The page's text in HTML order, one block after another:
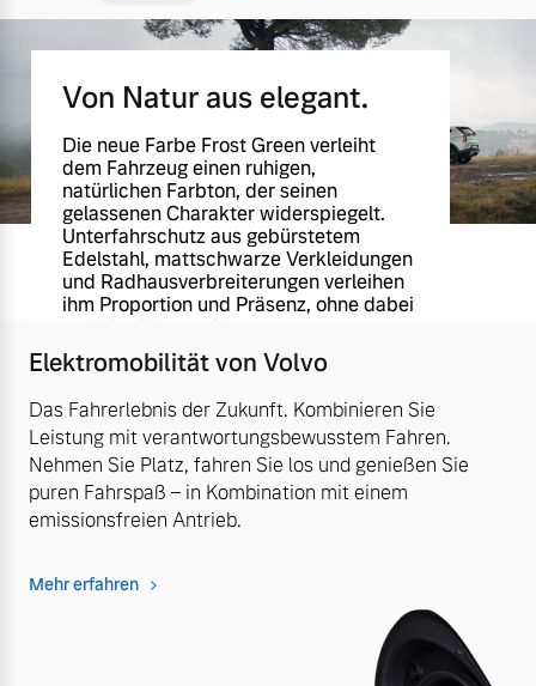
Von Natur aus elegant.
Die neue Farbe Frost Green verleiht
dem Fahrzeug einen ruhigen,
natürlichen Farbton, der seinen
gelassenen Charakter widerspiegelt.
Unterfahrschutz aus gebürstetem
Edelstahl, mattschwarze Verkleidungen
und Radhausverbreiterungen verleihen
ihm Proportion und Präsenz, ohne dabei
aufdringlich zu wirken.
Elektromobilität von Volvo
Das Fahrerlebnis der Zukunft. Kombinieren Sie
Leistung mit verantwortungsbewusstem Fahren.
Nehmen Sie Platz, fahren Sie los und genießen Sie
puren Fahrspaß – in Kombination mit einem
emissionsfreien Antrieb.
Mehr erfahren